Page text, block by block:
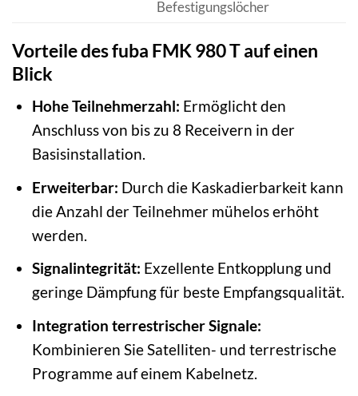
Befestigungslöcher
Vorteile des fuba FMK 980 T auf einen
Blick
Hohe Teilnehmerzahl: Ermöglicht den
Anschluss von bis zu 8 Receivern in der
Basisinstallation.
Erweiterbar: Durch die Kaskadierbarkeit kann
die Anzahl der Teilnehmer mühelos erhöht
werden.
Signalintegrität: Exzellente Entkopplung und
geringe Dämpfung für beste Empfangsqualität.
Integration terrestrischer Signale:
Kombinieren Sie Satelliten- und terrestrische
Programme auf einem Kabelnetz.